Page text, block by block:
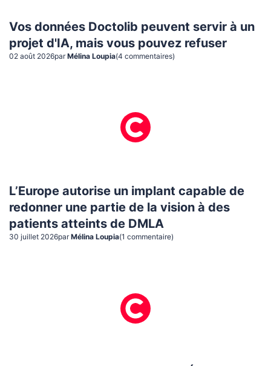
Vos données Doctolib peuvent servir à un
projet d'IA, mais vous pouvez refuser
02 août 2026par Mélina Loupia(4 commentaires)
L’Europe autorise un implant capable de
redonner une partie de la vision à des
patients atteints de DMLA
30 juillet 2026par Mélina Loupia(1 commentaire)